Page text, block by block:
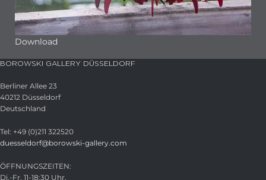
Download
BOROWSKI GALLERY DÜSSELDORF
Berliner Allee 23
40212 Düsseldorf
Deutschland
Tel: +49 (0)211 322520
duesseldorf@borowski-gallery.com
ÖFFNUNGSZEITEN:
Di.-Fr. 11-18:30 Uhr,